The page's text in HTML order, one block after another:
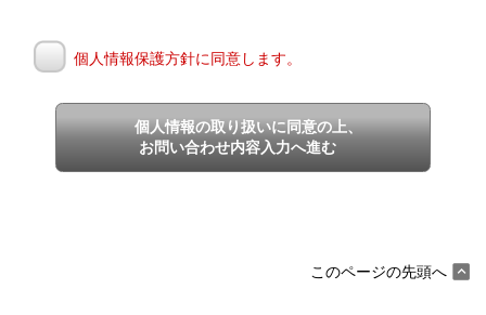
個人情報保護方針に同意します。
個人情報の取り扱いに同意の上、
お問い合わせ内容入力へ進む
このページの先頭へ